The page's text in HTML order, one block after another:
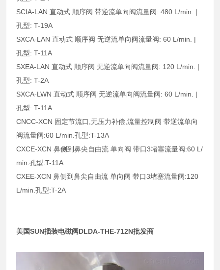
SCIA-LAN 直动式 顺序阀 带逆流单向阀流量阀: 480 L/min. |
孔型: T-19A
SXCA-LAN 直动式 顺序阀 无逆流单向阀流量阀: 60 L/min. |
孔型: T-11A
SXEA-LAN 直动式 顺序阀 无逆流单向阀流量阀: 120 L/min. |
孔型: T-2A
SXCA-LWN 直动式 顺序阀 无逆流单向阀流量阀: 60 L/min. |
孔型: T-11A
CNCC-XCN 固定节流口,无压力补偿,流量控制阀 带逆流单向
阀流量阀:60 L/min.孔型:T-13A
CXCE-XCN 鼻侧到鼻尖自由流 单向阀 带口3堵塞流量阀:60 L/
min.孔型:T-11A
CXEE-XCN 鼻侧到鼻尖自由流 单向阀 带口3堵塞流量阀:120
L/min.孔型:T-2A
美国SUN插装电磁阀DLDA-THE-712N批发商